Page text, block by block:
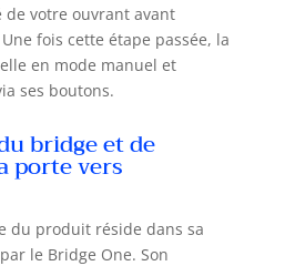
votre ouvrant avant
fois cette étape passée, la
en mode manuel et
ses boutons.
bridge et de
porte vers
du produit réside dans sa
le Bridge One. Son